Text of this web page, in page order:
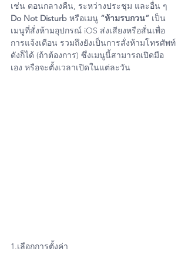
เช่น ตอนกลางคืน, ระหว่างประชุม และอื่น ๆ
Do Not Disturb หรือเมนู “ห้ามรบกวน” เป็น
เมนูที่สั่งห้ามอุปกรณ์ iOS ส่งเสียงหรือสั่นเพื่อ
การแจ้งเตือน รวมถึงยังเป็นการสั่งห้ามโทรศัพท์
ดังก็ได้ (ถ้าต้องการ) ซึ่งเมนูนี้สามารถเปิดมือ
เอง หรือจะตั้งเวลาเปิดในแต่ละวัน
1.เลือกการตั้งค่า